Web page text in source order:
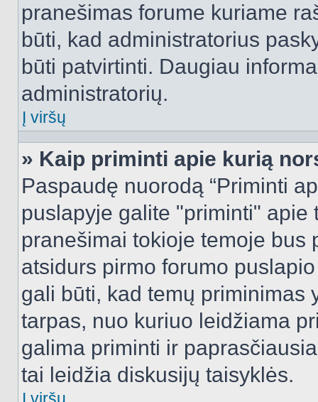
pranešimas forume kuriame
būti, kad administratorius
būti patvirtinti. Daugiau
administratorių.
Į viršų
» Kaip priminti apie kurią
Paspaudę nuorodą “Priminti
puslapyje galite "priminti"
pranešimai tokioje temoje bus
atsidurs pirmo forumo
gali būti, kad temų priminimas
tarpas, nuo kuriuo leidžiama
galima priminti ir
tai leidžia diskusijų taisyklės.